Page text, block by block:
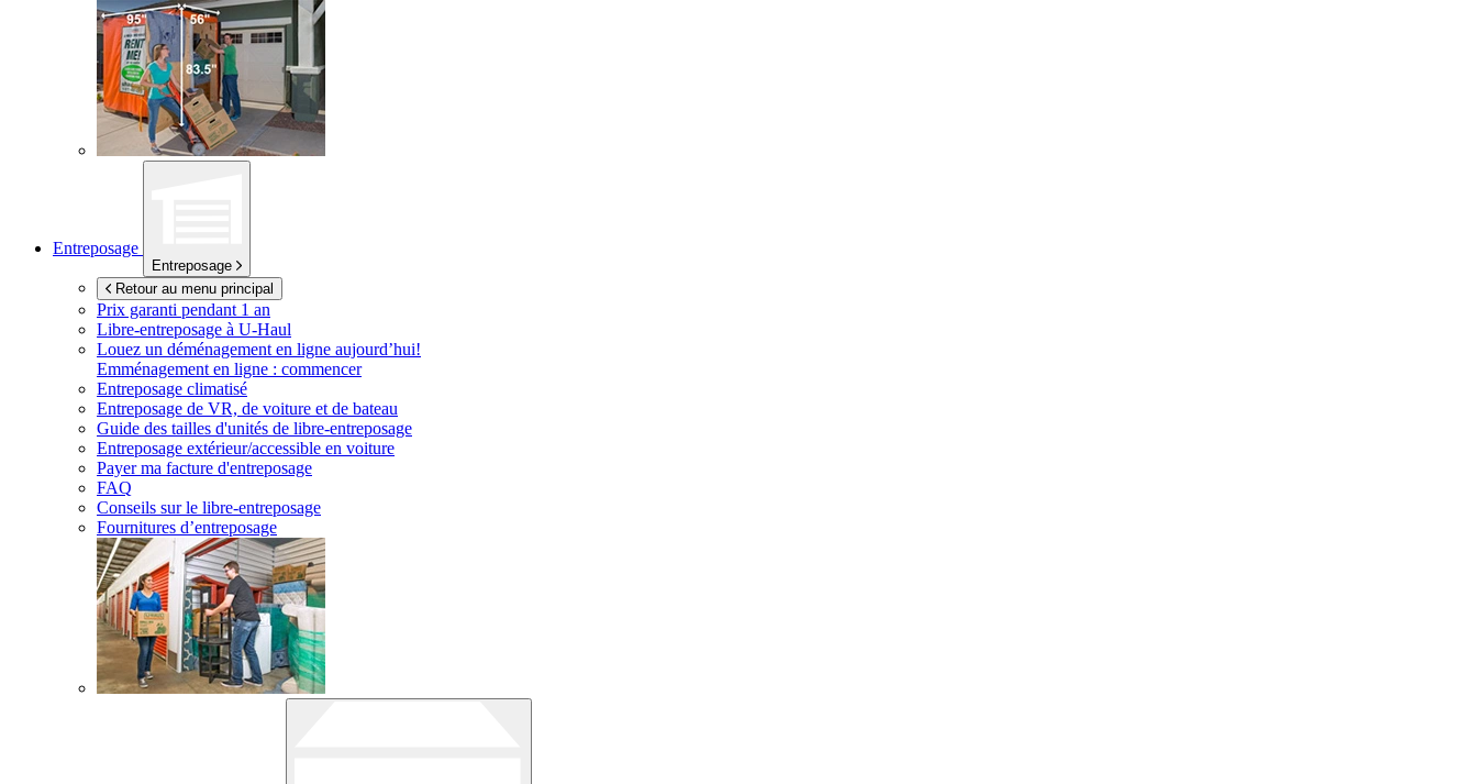
Entreposage
Entreposage
Retour au menu principal
Prix garanti pendant 1 an
Libre-entreposage à U-Haul
Louez un déménagement en ligne aujourd’hui!
Emménagement en ligne : commencer
Entreposage climatisé
Entreposage de VR, de voiture et de bateau
Guide des tailles d'unités de libre-entreposage
Entreposage extérieur/accessible en voiture
Payer ma facture d'entreposage
FAQ
Conseils sur le libre-entreposage
Fournitures d’entreposage